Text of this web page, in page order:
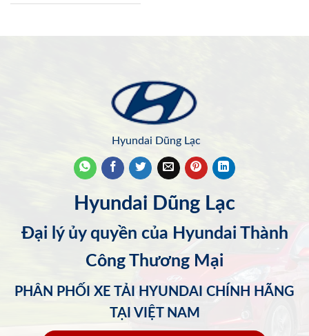
Hyundai Dũng Lạc
Hyundai Dũng Lạc
Đại lý ủy quyền của Hyundai Thành
Công Thương Mại
PHÂN PHỐI XE TẢI HYUNDAI CHÍNH HÃNG
TẠI VIỆT NAM